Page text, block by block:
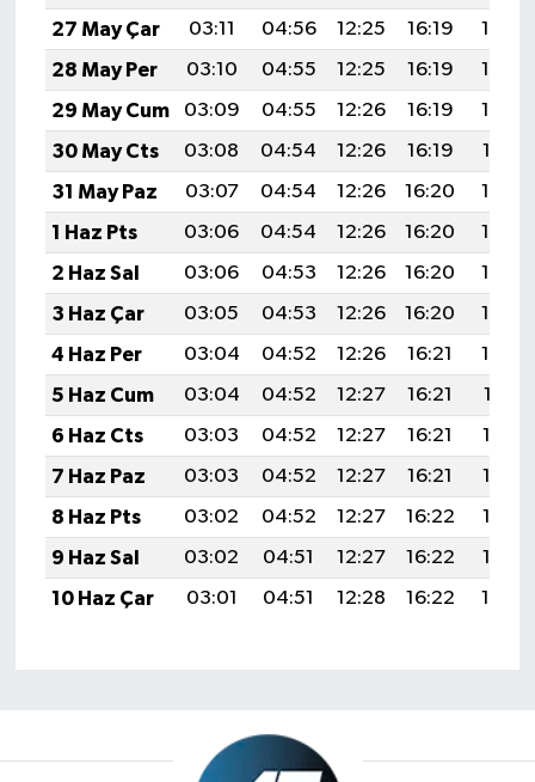
27 May Çar
03:11 04:56 12:25 16:19
19:45
28 May Per
03:10 04:55 12:25 16:19
19:46
29 May Cum
03:09 04:55 12:26 16:19
19:46
30 May Cts
03:08 04:54 12:26 16:19
19:47
31 May Paz
03:07 04:54 12:26 16:20
19:48
1 Haz Pts
03:06 04:54 12:26 16:20
19:48
2 Haz Sal
03:06 04:53 12:26 16:20
19:49
3 Haz Çar
03:05 04:53 12:26 16:20
19:50
4 Haz Per
03:04 04:52 12:26 16:21
19:50
5 Haz Cum
03:04 04:52 12:27 16:21
19:51
6 Haz Cts
03:03 04:52 12:27 16:21
19:52
7 Haz Paz
03:03 04:52 12:27 16:21
19:52
8 Haz Pts
03:02 04:52 12:27 16:22
19:53
9 Haz Sal
03:02 04:51 12:27 16:22
19:53
10 Haz Çar
03:01 04:51 12:28 16:22 19:54